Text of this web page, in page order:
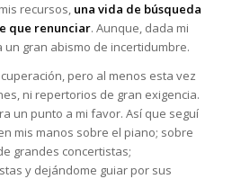
recursos, una vida de búsqueda
que renunciar. Aunque, dada mi
un gran abismo de incertidumbre.
pero al menos esta vez
ni repertorios de gran exigencia.
un punto a mi favor. Así que seguí
mis manos sobre el piano; sobre
grandes concertistas;
y dejándome guiar por sus